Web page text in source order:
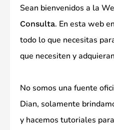
Sean bienvenidos a la
Consulta. En esta web
todo lo que necesitas
que necesiten y
No somos una fuente
Dian, solamente
y hacemos tutoriales